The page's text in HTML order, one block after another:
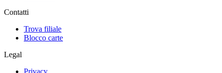
Contatti
Trova filiale
Blocco carte
Legal
Privacy